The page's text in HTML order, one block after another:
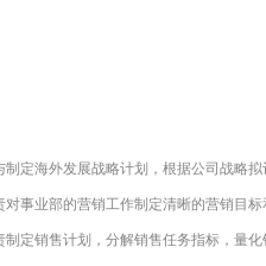
制定海外发展战略计划，根据公司战略
事业部的营销工作制定清晰的营销目标
定销售计划，分解销售任务指标，量